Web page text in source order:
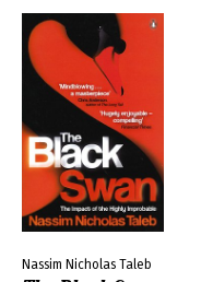
Nassim Nicholas Taleb